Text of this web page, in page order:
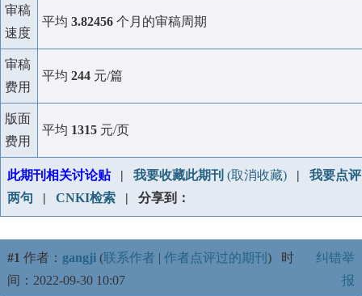
审稿
速度
平均 3.82456 个月的审稿周期
审稿
费用
平均 244 元/篇
版面
费用
平均 1315 元/页
此期刊相关讨论贴| 我要收藏此期刊 (取消收藏) | 我要点评
两句 | CNKI检索 | 分享到：
#1 作者： gangji (联系作者 | 作者点评过的期刊 ) 时
间：2022-09-30 10:07
纠错举
报